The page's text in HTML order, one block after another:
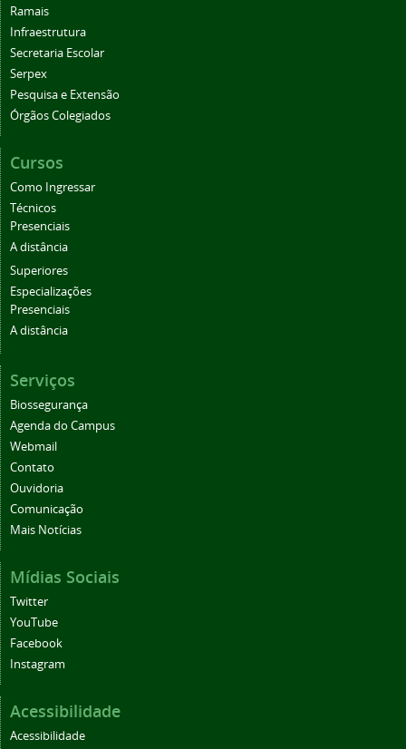
Ramais
Infraestrutura
Secretaria Escolar
Serpex
Pesquisa e Extensão
Órgãos Colegiados
Cursos
Como Ingressar
Técnicos
Presenciais
A distância
Superiores
Especializações
Presenciais
A distância
Serviços
Biossegurança
Agenda do Campus
Webmail
Contato
Ouvidoria
Comunicação
Mais Notícias
Mídias Sociais
Twitter
YouTube
Facebook
Instagram
Acessibilidade
Acessibilidade